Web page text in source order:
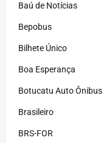
Baú de Notícias
Bepobus
Bilhete Único
Boa Esperança
Botucatu Auto Ônibus
Brasileiro
BRS-FOR